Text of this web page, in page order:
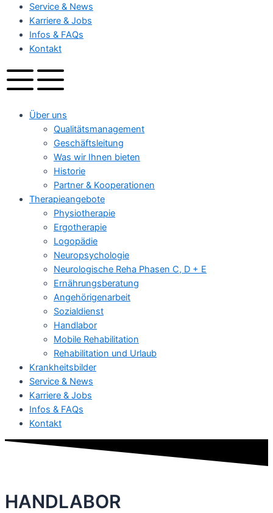
Service & News
Karriere & Jobs
Infos & FAQs
Kontakt
Über uns
Qualitätsmanagement
Geschäftsleitung
Was wir Ihnen bieten
Historie
Partner & Kooperationen
Therapieangebote
Physiotherapie
Ergotherapie
Logopädie
Neuropsychologie
Neurologische Reha Phasen C, D + E
Ernährungsberatung
Angehörigenarbeit
Sozialdienst
Handlabor
Mobile Rehabilitation
Rehabilitation und Urlaub
Krankheitsbilder
Service & News
Karriere & Jobs
Infos & FAQs
Kontakt
HANDLABOR